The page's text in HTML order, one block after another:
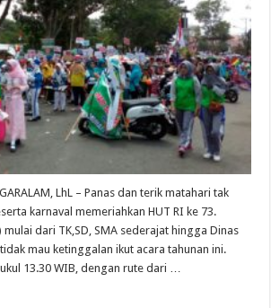
LhL – Panas dan terik matahari tak
karnaval memeriahkan HUT RI ke 73.
mulai dari TK,SD, SMA sederajat hingga Dinas
mau ketinggalan ikut acara tahunan ini.
13.30 WIB, dengan rute dari …